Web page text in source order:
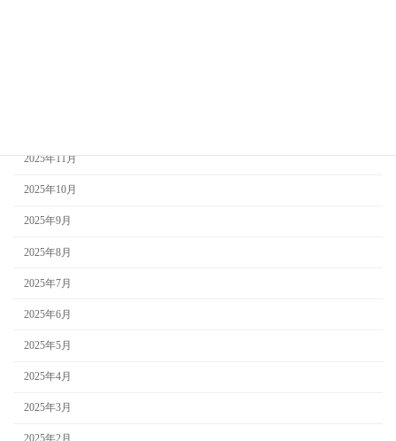
2025年11月
2025年10月
2025年9月
2025年8月
2025年7月
2025年6月
2025年5月
2025年4月
2025年3月